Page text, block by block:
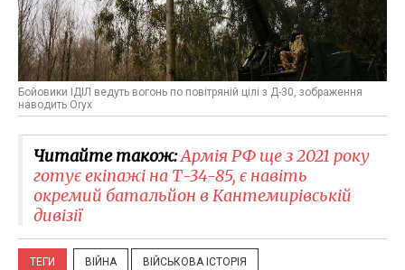
Бойовики ІДІЛ ведуть вогонь по повітряній цілі з Д-30, зображення
наводить Oryx
Читайте також:Армія РФ ще з 2021 року
готує екіпажі на Т-34-85, є навіть
окремий батальйон в Кантемирівській
дивізії
ТЕГИ ВІЙНА ВІЙСЬКОВА ІСТОРІЯ